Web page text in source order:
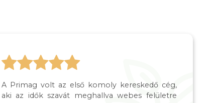
A Primag volt az első komoly kereskedő cég,
aki az idők szavát meghallva webes felületre